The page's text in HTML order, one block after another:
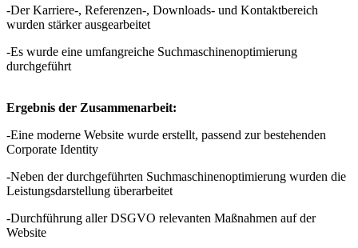
-Der Karriere-, Referenzen-, Downloads- und Kontaktbereich
wurden stärker ausgearbeitet
-Es wurde eine umfangreiche Suchmaschinenoptimierung
durchgeführt
Ergebnis der Zusammenarbeit:
-Eine moderne Website wurde erstellt, passend zur bestehenden
Corporate Identity
-Neben der durchgeführten Suchmaschinenoptimierung wurden die
Leistungsdarstellung überarbeitet
-Durchführung aller DSGVO relevanten Maßnahmen auf der
Website